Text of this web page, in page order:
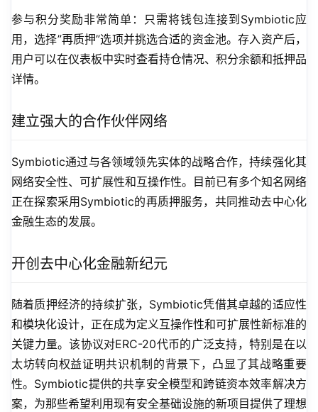
参与积分奖励非常简单：只需将钱包连接到Symbiotic应
用，选择”再质押”选项并挑选合适的资金池。存入资产后，
用户可以在仪表板中实时查看持仓情况、积分余额和抵押品
详情。
建立强大的合作伙伴网络
Symbiotic通过与各领域领先实体的战略合作，持续强化其
网络安全性、可扩展性和互操作性。目前已有多个知名网络
正在探索采用Symbiotic的再质押服务，共同推动去中心化
金融生态的发展。
开创去中心化金融新纪元
随着质押经济的持续扩张，Symbiotic凭借其卓越的适应性
和模块化设计，正在成为定义互操作性和可扩展性新标准的
关键力量。该协议对ERC-20代币的广泛支持，特别是在以
太坊转向权益证明共识机制的背景下，凸显了其战略重要
性。Symbiotic提供的共享安全模型和跨链资本效率解决方
案，为那些希望利用现有安全基础设施的新项目提供了理想